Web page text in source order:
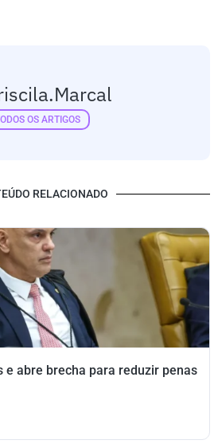
OS ARTIGOS
RELACIONADO
e abre brecha para reduzir penas